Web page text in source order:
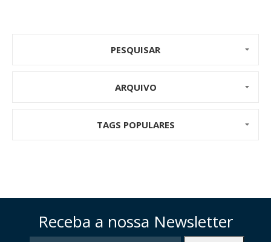
PESQUISAR
ARQUIVO
TAGS POPULARES
Receba a nossa Newsletter